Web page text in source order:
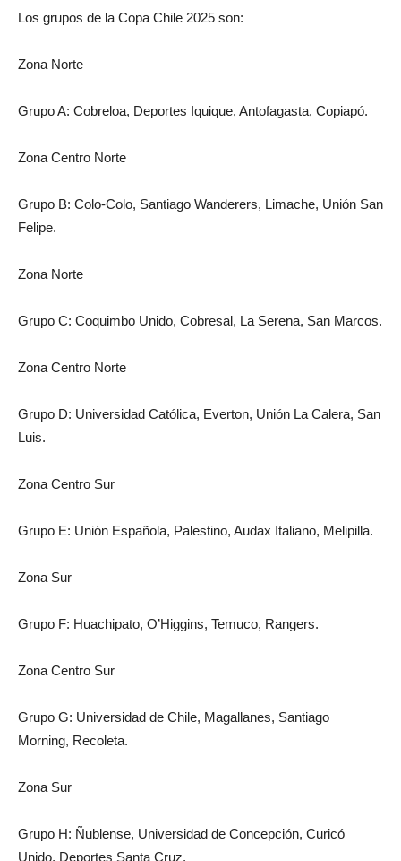
Los grupos de la Copa Chile 2025 son:
Zona Norte
Grupo A: Cobreloa, Deportes Iquique, Antofagasta, Copiapó.
Zona Centro Norte
Grupo B: Colo-Colo, Santiago Wanderers, Limache, Unión San
Felipe.
Zona Norte
Grupo C: Coquimbo Unido, Cobresal, La Serena, San Marcos.
Zona Centro Norte
Grupo D: Universidad Católica, Everton, Unión La Calera, San
Luis.
Zona Centro Sur
Grupo E: Unión Española, Palestino, Audax Italiano, Melipilla.
Zona Sur
Grupo F: Huachipato, O’Higgins, Temuco, Rangers.
Zona Centro Sur
Grupo G: Universidad de Chile, Magallanes, Santiago
Morning, Recoleta.
Zona Sur
Grupo H: Ñublense, Universidad de Concepción, Curicó
Unido, Deportes Santa Cruz.